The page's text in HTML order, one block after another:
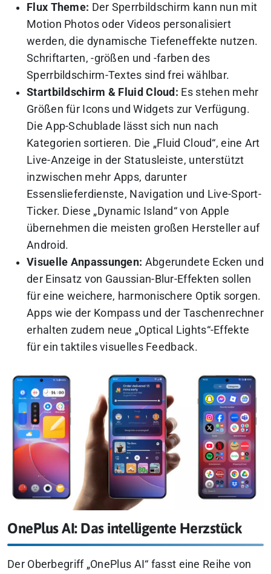
Flux Theme: Der Sperrbildschirm kann nun mit
Motion Photos oder Videos personalisiert
werden, die dynamische Tiefeneffekte nutzen.
Schriftarten, -größen und -farben des
Sperrbildschirm-Textes sind frei wählbar.
Startbildschirm & Fluid Cloud: Es stehen mehr
Größen für Icons und Widgets zur Verfügung.
Die App-Schublade lässt sich nun nach
Kategorien sortieren. Die „Fluid Cloud“, eine Art
Live-Anzeige in der Statusleiste, unterstützt
inzwischen mehr Apps, darunter
Essenslieferdienste, Navigation und Live-Sport-
Ticker. Diese „Dynamic Island“ von Apple
übernehmen die meisten großen Hersteller auf
Android.
Visuelle Anpassungen: Abgerundete Ecken und
der Einsatz von Gaussian-Blur-Effekten sollen
für eine weichere, harmonischere Optik sorgen.
Apps wie der Kompass und der Taschenrechner
erhalten zudem neue „Optical Lights“-Effekte
für ein taktiles visuelles Feedback.
OnePlus AI: Das intelligente Herzstück
Der Oberbegriff „OnePlus AI“ fasst eine Reihe von